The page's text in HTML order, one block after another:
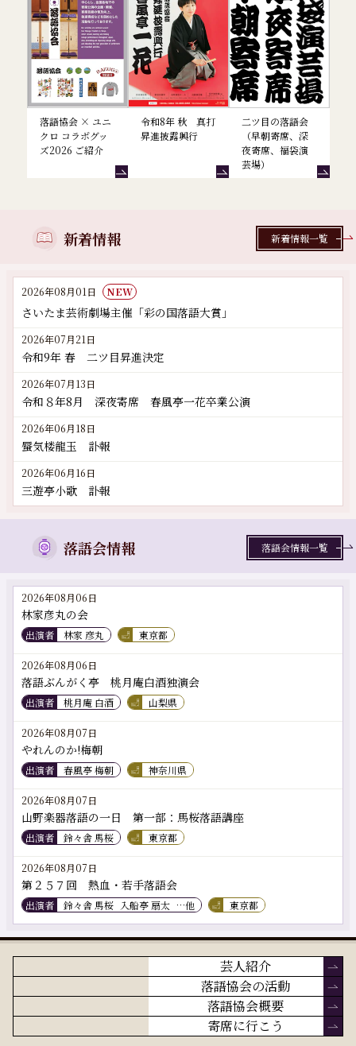
落語協会 × ユニ
クロ コラボグッ
ズ2026 ご紹介
令和8年 秋 真打
昇進披露興行
二ツ目の落語会
（早朝寄席、深
夜寄席、福袋演
芸場）
新着情報
2026年08月01日 NEW
さいたま芸術劇場主催「彩の国落語大賞」
2026年07月21日
令和9年 春 二ツ目昇進決定
2026年07月13日
令和８年8月 深夜寄席 春風亭一花卒業公演
2026年06月18日
蜃気楼龍玉 訃報
2026年06月16日
三遊亭小歌 訃報
新着情報一覧
落語会情報
2026年08月06日
林家彦丸の会
出演者 林家 彦丸 東京都
2026年08月06日
落語ぶんがく亭 桃月庵白酒独演会
出演者 桃月庵 白酒 山梨県
2026年08月07日
やれんのか!梅朝
出演者 春風亭 梅朝 神奈川県
2026年08月07日
山野楽器落語の一日 第一部：馬桜落語講座
出演者 鈴々舎 馬桜 東京都
2026年08月07日
第２５７回 熱血・若手落語会
出演者 鈴々舎 馬桜 入船亭 扇太 …他 東京都
落語会情報一覧
芸人紹介
落語協会の活動
落語協会概要
寄席に行こう